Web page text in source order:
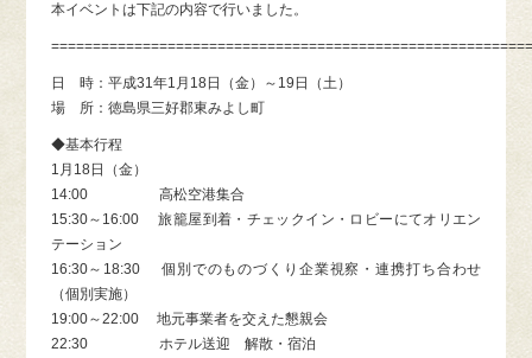
本イベントは下記の内容で行いました。
日 時：平成31年1月18日（金）～19日（土）
場 所：徳島県三好郡東みよし町
◆基本行程
1月18日（金）
14:00 高松空港集合
15:30～16:00 旅籠屋到着・チェックイン・ロビーにてオリエン
テーション
16:30～18:30 個別でのものづくり企業視察・連携打ち合わせ
（個別実施）
19:00～22:00 地元事業者を交えた懇親会
22:30 ホテル送迎 解散・宿泊